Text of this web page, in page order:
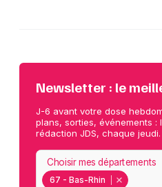
Newsletter : le
J-6 avant votre dose
plans, sorties, événements :
rédaction JDS, chaque jeudi.
67 - Bas-Rhin
Choisir mes départements